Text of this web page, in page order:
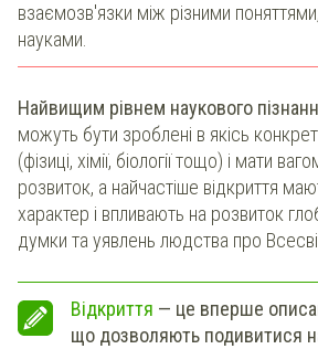
взаємозв'язки між різними
науками.
Найвищим рівнем наукового
можуть бути зроблені в якісь
(фізиці, хімії, біології тощо) і мати
розвиток, а найчастіше відкриття
характер і впливають на розвиток
думки та уявлень людства про
Відкриття — це вперше
що дозволяють подивитися